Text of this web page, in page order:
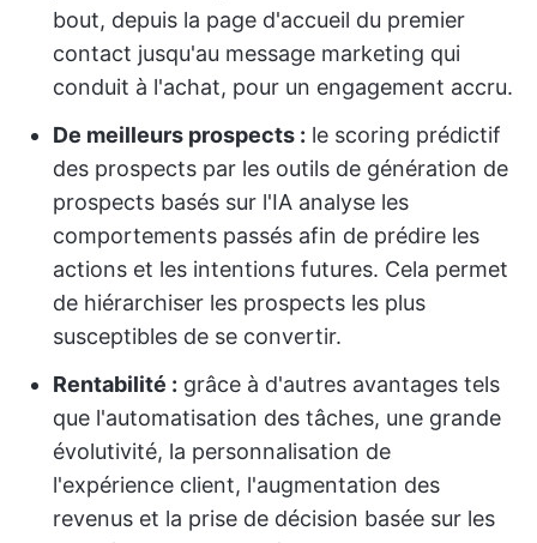
bout, depuis la page d'accueil du premier
contact jusqu'au message marketing qui
conduit à l'achat, pour un engagement accru.
De meilleurs prospects : le scoring prédictif
des prospects par les outils de génération de
prospects basés sur l'IA analyse les
comportements passés afin de prédire les
actions et les intentions futures. Cela permet
de hiérarchiser les prospects les plus
susceptibles de se convertir.
Rentabilité : grâce à d'autres avantages tels
que l'automatisation des tâches, une grande
évolutivité, la personnalisation de
l'expérience client, l'augmentation des
revenus et la prise de décision basée sur les